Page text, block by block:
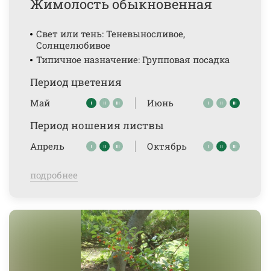
Жимолость обыкновенная
Свет или тень: Теневыносливое,
Солнцелюбивое
Типичное назначение: Групповая посадка
Период цветения
Май Июнь
Период ношения листвы
Апрель Октябрь
подробнее